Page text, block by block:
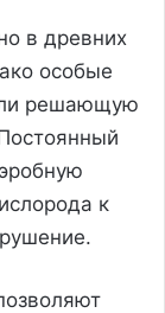
в древних
особые
решающую
к